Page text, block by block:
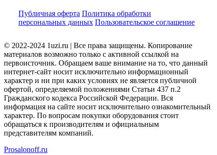
Публичная оферта Политика обработки
персональных данных Пользовательское соглашение
© 2022-2024 1uzi.ru | Все права защищены. Копирование
материалов возможно только с активной ссылкой на
первоисточник. Обращаем ваше внимание на то, что данный
интернет-сайт носит исключительно информационный
характер и ни при каких условиях не является публичной
офертой, определяемой положениями Статьи 437 п.2
Гражданского кодекса Российской Федерации. Вся
информация на сайте носит исключительно ознакомительный
характер. По вопросам покупки оборудования стоит
обращаться к производителям и официальным
представителям компаний.
Prosalonoff.ru